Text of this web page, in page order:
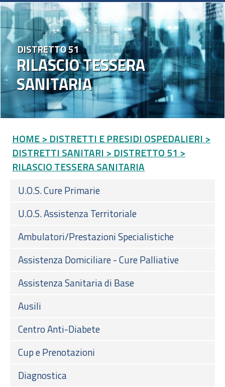
RILASCIO TESSERA
SANITARIA
DISTRETTO 51
HOME > DISTRETTI E PRESIDI OSPEDALIERI >
DISTRETTI SANITARI > DISTRETTO 51 >
RILASCIO TESSERA SANITARIA
U.O.S. Cure Primarie
U.O.S. Assistenza Territoriale
Ambulatori/Prestazioni Specialistiche
Assistenza Domiciliare - Cure Palliative
Assistenza Sanitaria di Base
Ausili
Centro Anti-Diabete
Cup e Prenotazioni
Diagnostica